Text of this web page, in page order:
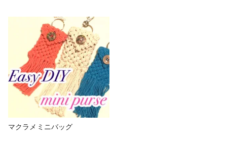
マクラメミニバッグ